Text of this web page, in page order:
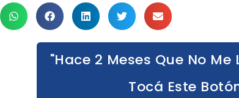
"Hace 2 Meses Que No
Tocá Este